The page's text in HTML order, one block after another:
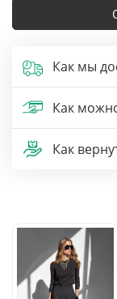
Как мы
Как
Как